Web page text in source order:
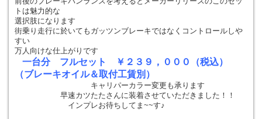
トは魅力的な
選択肢になります
街乗り走行に於いてもガッツンブレーキではなくコントロールしや
すい
万人向けな仕上がりです
一台分 フルセット ￥２３９，０００（税込）
（ブレーキオイル＆取付工賃別）
キャリパーカラー変更も承ります
早速カツたたさんに装着させていただきました！！
インプレお待ちしてま~~す♪